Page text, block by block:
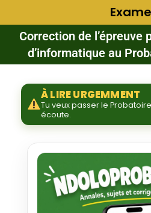
Correction de
d’informatique au
À LIRE URGEMMENT
Tu veux passer le
écoute.